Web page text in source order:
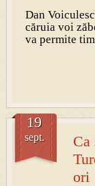
Dan
căruia voi
va permite
Ca
ori
19
sept.